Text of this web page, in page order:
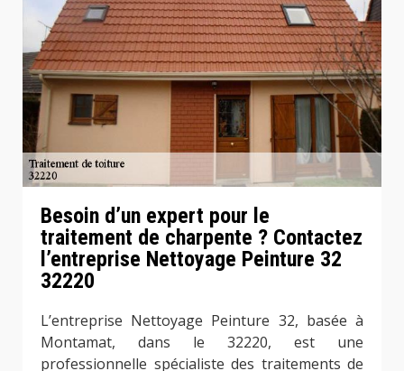
Besoin d’un expert pour le
traitement de charpente ? Contactez
l’entreprise Nettoyage Peinture 32
32220
L’entreprise Nettoyage Peinture 32, basée à
Montamat, dans le 32220, est une
professionnelle spécialiste des traitements de